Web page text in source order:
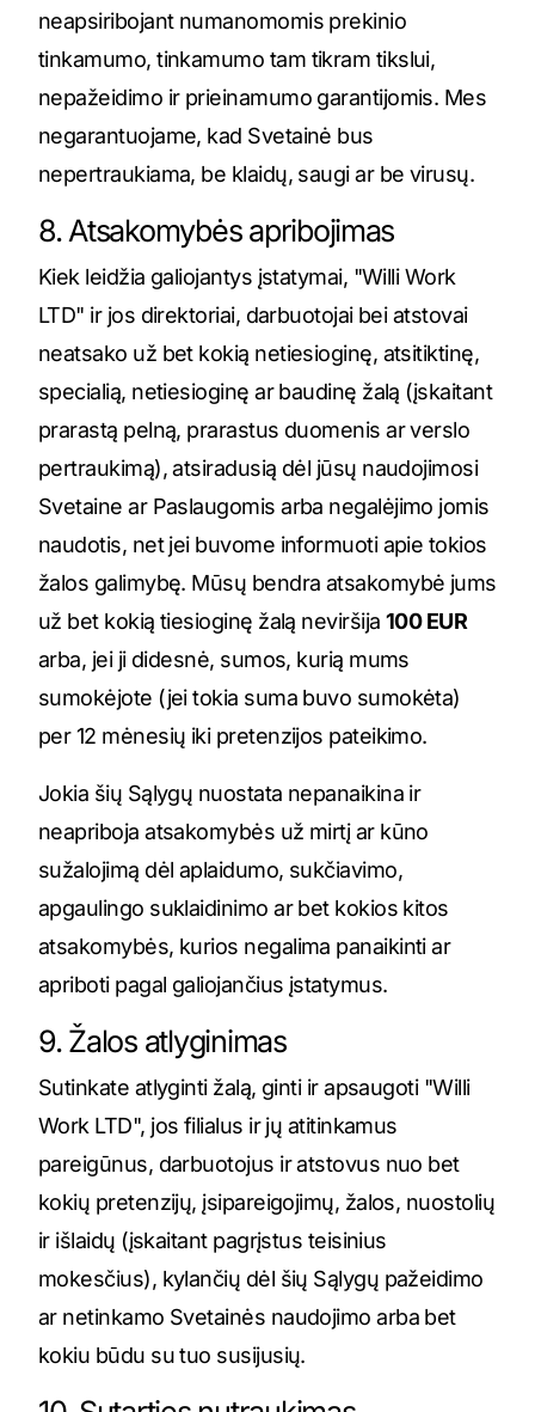
neapsiribojant numanomomis prekinio
tinkamumo, tinkamumo tam tikram tikslui,
nepažeidimo ir prieinamumo garantijomis. Mes
negarantuojame, kad Svetainė bus
nepertraukiama, be klaidų, saugi ar be virusų.
8. Atsakomybės apribojimas
Kiek leidžia galiojantys įstatymai, "Willi Work
LTD" ir jos direktoriai, darbuotojai bei atstovai
neatsako už bet kokią netiesioginę, atsitiktinę,
specialią, netiesioginę ar baudinę žalą (įskaitant
prarastą pelną, prarastus duomenis ar verslo
pertraukimą), atsiradusią dėl jūsų naudojimosi
Svetaine ar Paslaugomis arba negalėjimo jomis
naudotis, net jei buvome informuoti apie tokios
žalos galimybę. Mūsų bendra atsakomybė jums
už bet kokią tiesioginę žalą neviršija 100 EUR
arba, jei ji didesnė, sumos, kurią mums
sumokėjote (jei tokia suma buvo sumokėta)
per 12 mėnesių iki pretenzijos pateikimo.
Jokia šių Sąlygų nuostata nepanaikina ir
neapriboja atsakomybės už mirtį ar kūno
sužalojimą dėl aplaidumo, sukčiavimo,
apgaulingo suklaidinimo ar bet kokios kitos
atsakomybės, kurios negalima panaikinti ar
apriboti pagal galiojančius įstatymus.
9. Žalos atlyginimas
Sutinkate atlyginti žalą, ginti ir apsaugoti "Willi
Work LTD", jos filialus ir jų atitinkamus
pareigūnus, darbuotojus ir atstovus nuo bet
kokių pretenzijų, įsipareigojimų, žalos, nuostolių
ir išlaidų (įskaitant pagrįstus teisinius
mokesčius), kylančių dėl šių Sąlygų pažeidimo
ar netinkamo Svetainės naudojimo arba bet
kokiu būdu su tuo susijusių.